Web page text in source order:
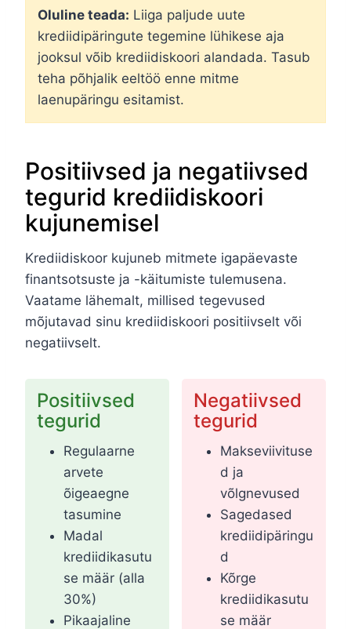
Oluline teada: Liiga paljude uute
krediidipäringute tegemine lühikese aja
jooksul võib krediidiskoori alandada. Tasub
teha põhjalik eeltöö enne mitme
laenupäringu esitamist.
Positiivsed ja negatiivsed
tegurid krediidiskoori
kujunemisel
Krediidiskoor kujuneb mitmete igapäevaste
finantsotsuste ja -käitumiste tulemusena.
Vaatame lähemalt, millised tegevused
mõjutavad sinu krediidiskoori positiivselt või
negatiivselt.
Positiivsed
tegurid
Regulaarne
arvete
õigeaegne
tasumine
Madal
krediidikasutu
se määr (alla
30%)
Pikaajaline
Negatiivsed
tegurid
Makseviivituse
d ja
võlgnevused
Sagedased
krediidipäringu
d
Kõrge
krediidikasutu
se määr